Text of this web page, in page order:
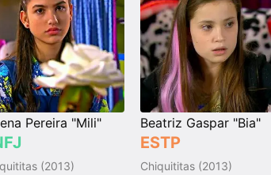
Pereira "Mili"
(2013)
Beatriz Gaspar "Bia"
ESTP
Chiquititas (2013)